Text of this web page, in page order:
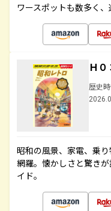
ワースポットも数多く
Ｈ
歴史
昭和の風景、家電、乗
網羅。懐かしさと驚き
イド。